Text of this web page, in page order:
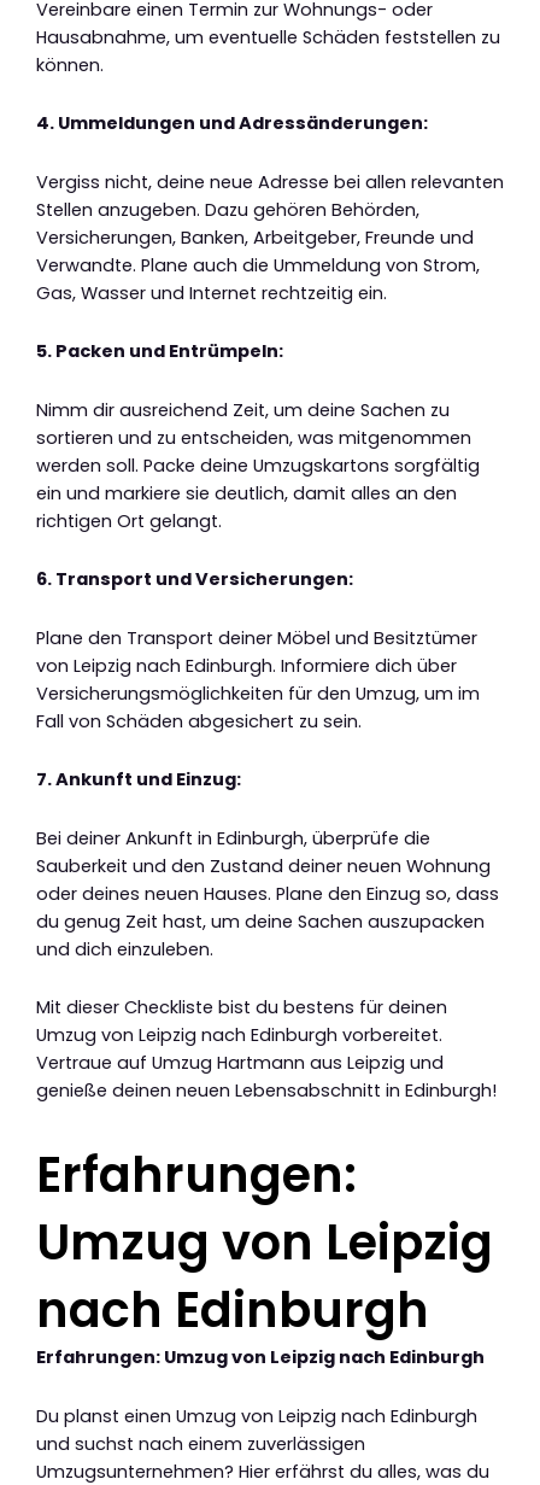
Vereinbare einen Termin zur Wohnungs- oder
Hausabnahme, um eventuelle Schäden feststellen zu
können.
4. Ummeldungen und Adressänderungen:
Vergiss nicht, deine neue Adresse bei allen relevanten
Stellen anzugeben. Dazu gehören Behörden,
Versicherungen, Banken, Arbeitgeber, Freunde und
Verwandte. Plane auch die Ummeldung von Strom,
Gas, Wasser und Internet rechtzeitig ein.
5. Packen und Entrümpeln:
Nimm dir ausreichend Zeit, um deine Sachen zu
sortieren und zu entscheiden, was mitgenommen
werden soll. Packe deine Umzugskartons sorgfältig
ein und markiere sie deutlich, damit alles an den
richtigen Ort gelangt.
6. Transport und Versicherungen:
Plane den Transport deiner Möbel und Besitztümer
von Leipzig nach Edinburgh. Informiere dich über
Versicherungsmöglichkeiten für den Umzug, um im
Fall von Schäden abgesichert zu sein.
7. Ankunft und Einzug:
Bei deiner Ankunft in Edinburgh, überprüfe die
Sauberkeit und den Zustand deiner neuen Wohnung
oder deines neuen Hauses. Plane den Einzug so, dass
du genug Zeit hast, um deine Sachen auszupacken
und dich einzuleben.
Mit dieser Checkliste bist du bestens für deinen
Umzug von Leipzig nach Edinburgh vorbereitet.
Vertraue auf Umzug Hartmann aus Leipzig und
genieße deinen neuen Lebensabschnitt in Edinburgh!
Erfahrungen:
Umzug von Leipzig
nach Edinburgh
Erfahrungen: Umzug von Leipzig nach Edinburgh
Du planst einen Umzug von Leipzig nach Edinburgh
und suchst nach einem zuverlässigen
Umzugsunternehmen? Hier erfährst du alles, was du